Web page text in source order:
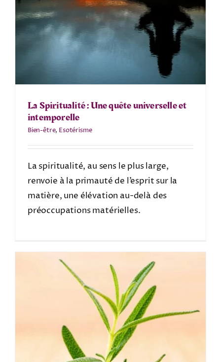
La Spiritualité : Une quête universelle et
intemporelle
Bien-être, Esotérisme
La spiritualité, au sens le plus large,
renvoie à la primauté de l’esprit sur la
matière, une élévation au-delà des
préoccupations matérielles.